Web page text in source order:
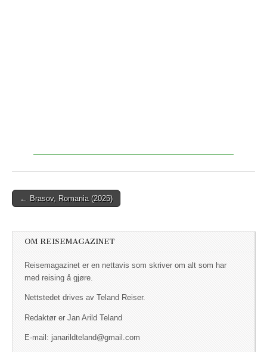
Post navigation
← Brasov, Romania (2025)
OM REISEMAGAZINET
Reisemagazinet er en nettavis som skriver om alt som har
med reising å gjøre.
Nettstedet drives av Teland Reiser.
Redaktør er Jan Arild Teland
E-mail: janarildteland@gmail.com